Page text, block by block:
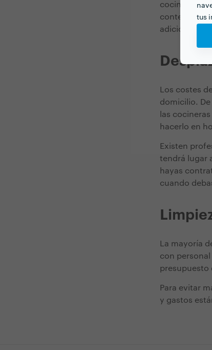
tus
cocina,
adicional.
Los costes
domicilio.
las
hacerlo en
Existen
tendrá lugar
hayas
cuando
La mayoría
con
presupuesto
Para evitar
y gastos